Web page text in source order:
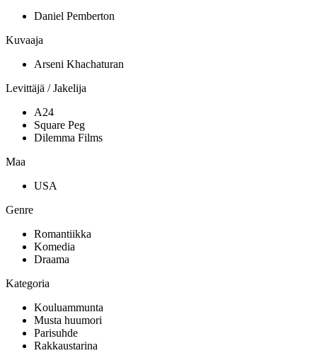
Daniel Pemberton
Kuvaaja
Arseni Khachaturan
Levittäjä / Jakelija
A24
Square Peg
Dilemma Films
Maa
USA
Genre
Romantiikka
Komedia
Draama
Kategoria
Kouluammunta
Musta huumori
Parisuhde
Rakkaustarina